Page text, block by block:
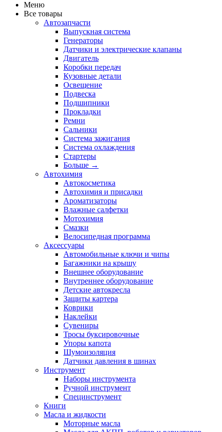
Меню
Все товары
Автозапчасти
Выпускная система
Генераторы
Датчики и электрические клапаны
Двигатель
Коробки передач
Кузовные детали
Освещение
Подвеска
Подшипники
Прокладки
Ремни
Сальники
Система зажигания
Система охлаждения
Стартеры
Больше →
Автохимия
Автокосметика
Автохимия и присадки
Ароматизаторы
Влажные салфетки
Мотохимия
Смазки
Велосипедная программа
Аксессуары
Автомобильные ключи и чипы
Багажники на крышу
Внешнее оборудование
Внутреннее оборудование
Детские автокресла
Защиты картера
Коврики
Наклейки
Сувениры
Тросы буксировочные
Упоры капота
Шумоизоляция
Датчики давления в шинах
Инструмент
Наборы инструмента
Ручной инструмент
Специнструмент
Книги
Масла и жидкости
Моторные масла